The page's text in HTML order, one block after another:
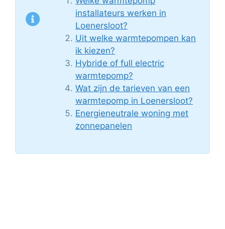
installateurs werken in
Loenersloot?
Uit welke warmtepompen kan
ik kiezen?
Hybride of full electric
warmtepomp?
Wat zijn de tarieven van een
warmtepomp in Loenersloot?
Energieneutrale woning met
zonnepanelen